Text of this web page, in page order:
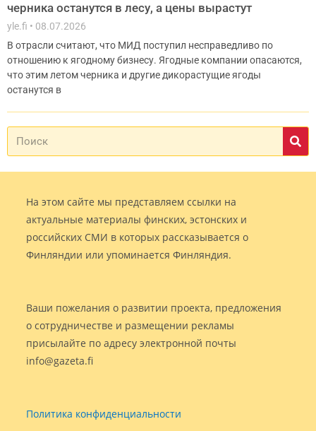
черника останутся в лесу, а цены вырастут
yle.fi
08.07.2026
В отрасли считают, что МИД поступил несправедливо по
отношению к ягодному бизнесу. Ягодные компании опасаются,
что этим летом черника и другие дикорастущие ягоды
останутся в
На этом сайте мы представляем ссылки на
актуальные материалы финских, эстонских и
российских СМИ в которых рассказывается о
Финляндии или упоминается Финляндия.
Ваши пожелания о развитии проекта, предложения
о сотрудничестве и размещении рекламы
присылайте по адресу электронной почты
info@gazeta.fi
Политика конфиденциальности